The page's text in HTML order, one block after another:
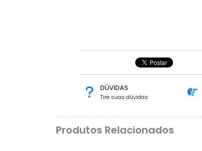
DÚVIDAS
Tire suas dúvidas
Produtos Relacionados